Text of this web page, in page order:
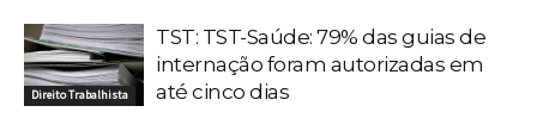
Direito Trabalhista
TST: TST-Saúde: 79% das guias de
internação foram autorizadas em
até cinco dias